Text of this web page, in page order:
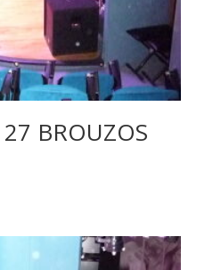
BROUZOS